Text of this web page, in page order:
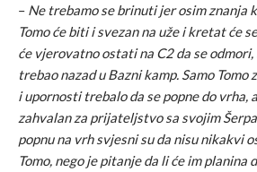
– Ne trebamo se brinuti jer osim znanja
Tomo će biti i svezan na uže i kretat će
će vjerovatno ostati na C2 da se
trebao nazad u Bazni kamp. Samo
i upornosti trebalo da se popne do vrha,
zahvalan za prijateljstvo sa svojim
popnu na vrh svjesni su da nisu nikakvi
Tomo, nego je pitanje da li će im planina